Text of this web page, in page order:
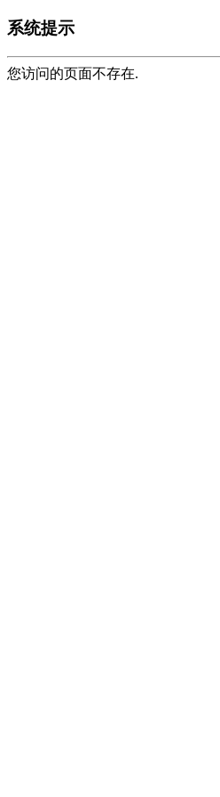
系统提示
您访问的页面不存在.